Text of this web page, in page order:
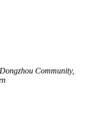
Community,